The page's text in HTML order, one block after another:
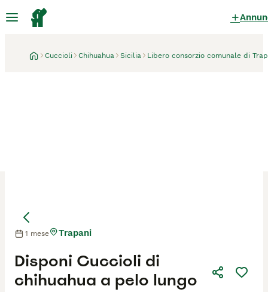
Cuccioli Chihuahua Sicilia Libero consorzio comunale di
Disponi Cuccioli di
chihuahua a pelo lungo
1 mese Trapani